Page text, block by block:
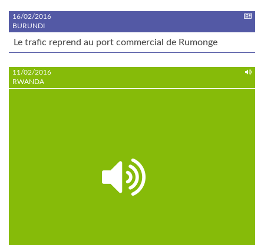
16/02/2016
BURUNDI
Le trafic reprend au port commercial de Rumonge
11/02/2016
RWANDA